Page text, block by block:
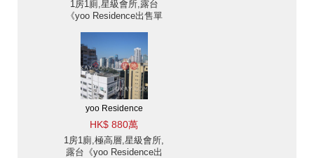
1房1廁,星級會所,露台
《yoo Residence出售單
yoo Residence
HK$ 880萬
1房1廁,極高層,星級會所,
露台《yoo Residence出